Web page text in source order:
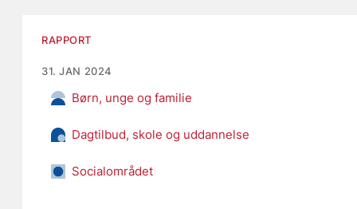
RAPPORT
31. JAN 2024
Børn, unge og familie
Dagtilbud, skole og uddannelse
Socialområdet